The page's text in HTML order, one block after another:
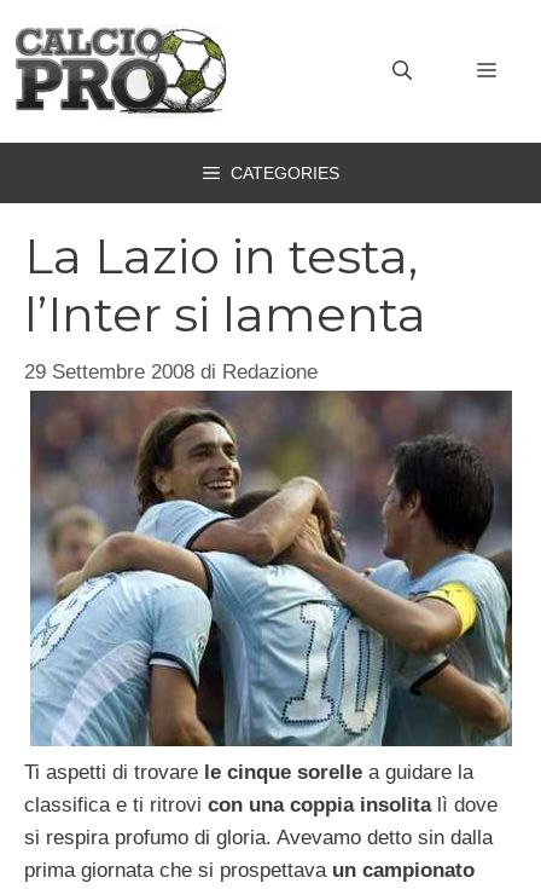
contenuto
CATEGORIES
La Lazio in testa,
l’Inter si lamenta
29 Settembre 2008 di Redazione
Ti aspetti di trovare le cinque sorelle a guidare la
classifica e ti ritrovi con una coppia insolita lì dove
si respira profumo di gloria. Avevamo detto sin dalla
prima giornata che si prospettava un campionato